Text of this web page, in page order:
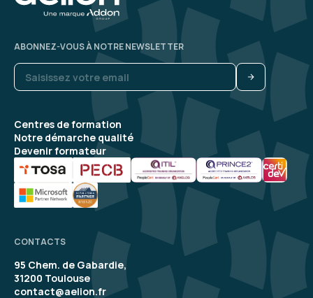
Centres de formation
Notre démarche qualité
Devenir formateur
ABONNEZ-VOUS À NOTRE NEWSLETTER
CONTACTS
95 Chem. de Gabardie,
31200 Toulouse
contact@aelion.fr